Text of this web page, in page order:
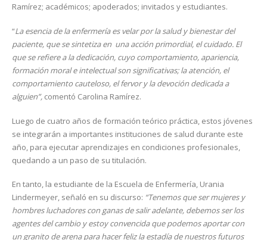
Ramírez; académicos; apoderados; invitados y estudiantes.
“La esencia de la enfermería es velar por la salud y bienestar del
paciente, que se sintetiza en una acción primordial, el cuidado. El
que se refiere a la dedicación, cuyo comportamiento, apariencia,
formación moral e intelectual son significativas; la atención, el
comportamiento cauteloso, el fervor y la devoción dedicada a
alguien”, comentó Carolina Ramírez.
Luego de cuatro años de formación teórico práctica, estos jóvenes
se integrarán a importantes instituciones de salud durante este
año, para ejecutar aprendizajes en condiciones profesionales,
quedando a un paso de su titulación.
En tanto, la estudiante de la Escuela de Enfermería, Urania
Lindermeyer, señaló en su discurso: “Tenemos que ser mujeres y
hombres luchadores con ganas de salir adelante, debemos ser los
agentes del cambio y estoy convencida que podemos aportar con
un granito de arena para hacer feliz la estadía de nuestros futuros